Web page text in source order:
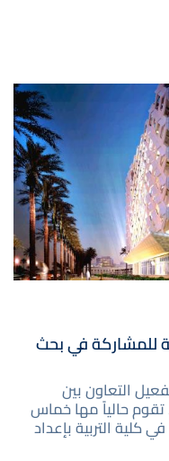
للمشاركة في بحث
التعاون بين
حالياً مها خماس
التربية بإعداد